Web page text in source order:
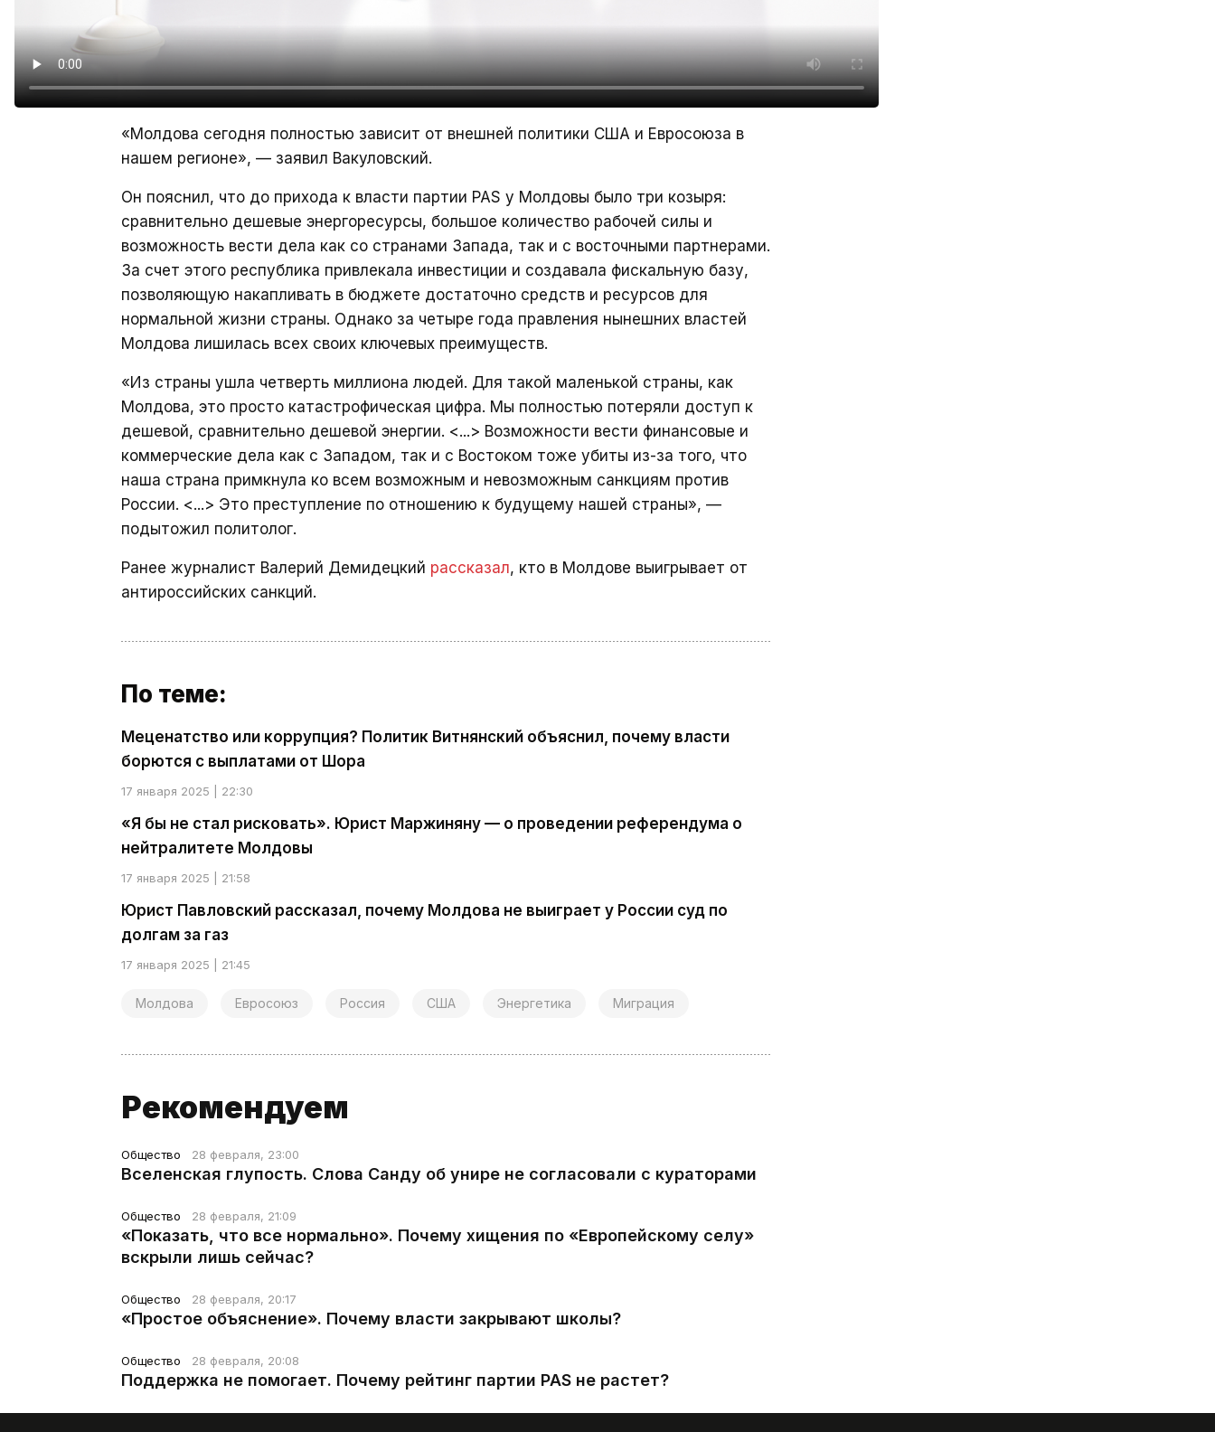
«Молдова сегодня полностью зависит от внешней политики США и Евросоюза в
нашем регионе», — заявил Вакуловский.
Он пояснил, что до прихода к власти партии PAS у Молдовы было три козыря:
сравнительно дешевые энергоресурсы, большое количество рабочей силы и
возможность вести дела как со странами Запада, так и с восточными партнерами.
За счет этого республика привлекала инвестиции и создавала фискальную базу,
позволяющую накапливать в бюджете достаточно средств и ресурсов для
нормальной жизни страны. Однако за четыре года правления нынешних властей
Молдова лишилась всех своих ключевых преимуществ.
«Из страны ушла четверть миллиона людей. Для такой маленькой страны, как
Молдова, это просто катастрофическая цифра. Мы полностью потеряли доступ к
дешевой, сравнительно дешевой энергии. <...> Возможности вести финансовые и
коммерческие дела как с Западом, так и с Востоком тоже убиты из-за того, что
наша страна примкнула ко всем возможным и невозможным санкциям против
России. <...> Это преступление по отношению к будущему нашей страны», —
подытожил политолог.
Ранее журналист Валерий Демидецкий рассказал, кто в Молдове выигрывает от
антироссийских санкций.
По теме:
Меценатство или коррупция? Политик Витнянский объяснил, почему власти
борются с выплатами от Шора
17 января 2025 | 22:30
«Я бы не стал рисковать». Юрист Маржиняну — о проведении референдума о
нейтралитете Молдовы
17 января 2025 | 21:58
Юрист Павловский рассказал, почему Молдова не выиграет у России суд по
долгам за газ
17 января 2025 | 21:45
Молдова Евросоюз Россия США Энергетика Миграция
Рекомендуем
Общество 28 февраля, 23:00
Вселенская глупость. Слова Санду об унире не согласовали с кураторами
Общество 28 февраля, 21:09
«Показать, что все нормально». Почему хищения по «Европейскому селу»
вскрыли лишь сейчас?
Общество 28 февраля, 20:17
«Простое объяснение». Почему власти закрывают школы?
Общество 28 февраля, 20:08
Поддержка не помогает. Почему рейтинг партии PAS не растет?